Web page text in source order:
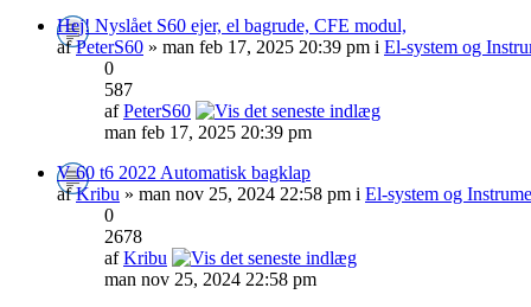
Hej! Nyslået S60 ejer, el bagrude, CFE modul,
afPeterS60 » man feb 17, 2025 20:39 pm i El-system og
0
587
afPeterS60
man feb 17, 2025 20:39 pm
V 60 t6 2022 Automatisk bagklap
afKribu » man nov 25, 2024 22:58 pm i El-system og
0
2678
afKribu
man nov 25, 2024 22:58 pm